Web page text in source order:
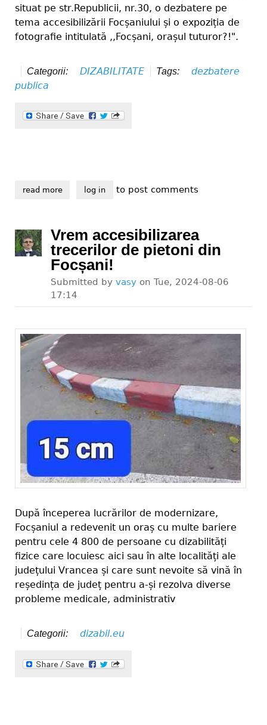
situat pe str.Republicii, nr.30, o dezbatere pe
tema accesibilizării Focșaniului și o expoziția de
fotografie intitulată ,,Focșani, orașul tuturor?!".
Categorii: DIZABILITATE Tags:
dezbatere
publica
read moreabout ,,focșani, orașul tuturor?!"
log in to post comments
Vrem accesibilizarea
trecerilor de pietoni din
Focșani!
Submitted by vasy on Tue, 2024-08-06
17:14
După începerea lucrărilor de modernizare,
Focșaniul a redevenit un oraș cu multe bariere
pentru cele 4 800 de persoane cu dizabilități
fizice care locuiesc aici sau în alte localități ale
județului Vrancea și care sunt nevoite să vină în
reședința de județ pentru a-și rezolva diverse
probleme medicale, administrativ
Categorii: dizabil.eu